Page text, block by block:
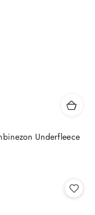
Underfleece